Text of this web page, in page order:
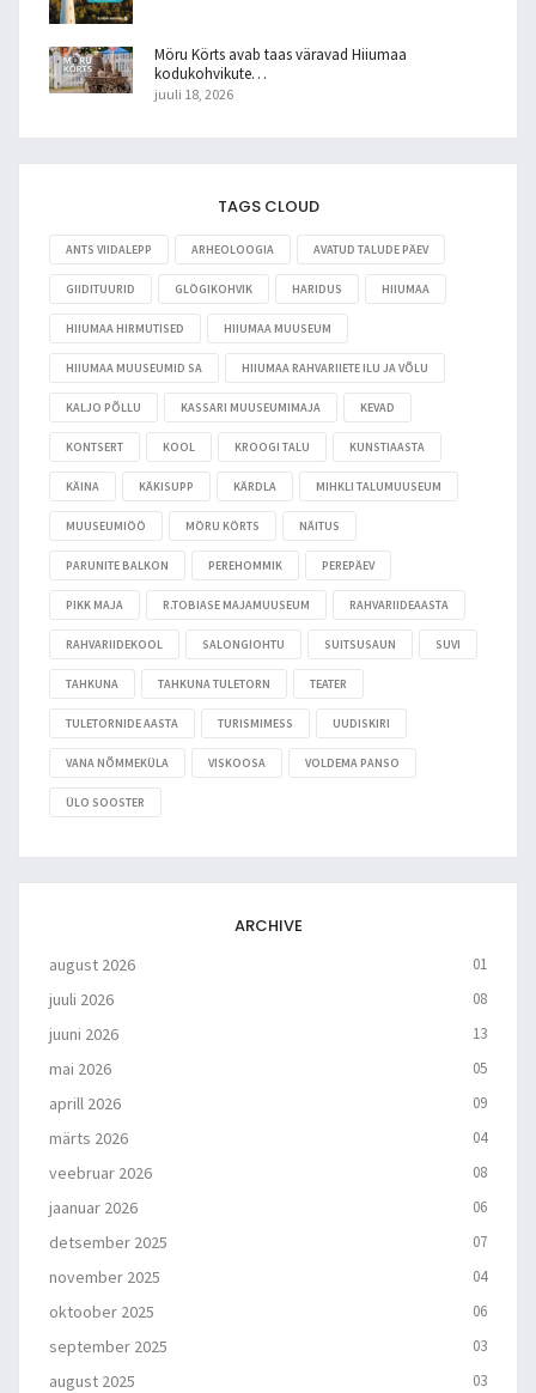
Möru Körts avab taas väravad Hiiumaa
kodukohvikute…
juuli 18, 2026
TAGS CLOUD
ANTS VIIDALEPP ARHEOLOOGIA AVATUD TALUDE PÄEV
GIIDITUURID GLÖGIKOHVIK HARIDUS HIIUMAA
HIIUMAA HIRMUTISED HIIUMAA MUUSEUM
HIIUMAA MUUSEUMID SA HIIUMAA RAHVARIIETE ILU JA VÕLU
KALJO PÕLLU KASSARI MUUSEUMIMAJA KEVAD
KONTSERT KOOL KROOGI TALU KUNSTIAASTA
KÄINA KÄKISUPP KÄRDLA MIHKLI TALUMUUSEUM
MUUSEUMIÖÖ MÖRU KÖRTS NÄITUS
PARUNITE BALKON PEREHOMMIK PEREPÄEV
PIKK MAJA R.TOBIASE MAJAMUUSEUM RAHVARIIDEAASTA
RAHVARIIDEKOOL SALONGIOHTU SUITSUSAUN SUVI
TAHKUNA TAHKUNA TULETORN TEATER
TULETORNIDE AASTA TURISMIMESS UUDISKIRI
VANA NÕMMEKÜLA VISKOOSA VOLDEMA PANSO
ÜLO SOOSTER
ARCHIVE
august 2026 01
juuli 2026 08
juuni 2026 13
mai 2026 05
aprill 2026 09
märts 2026 04
veebruar 2026 08
jaanuar 2026 06
detsember 2025 07
november 2025 04
oktoober 2025 06
september 2025 03
august 2025 03